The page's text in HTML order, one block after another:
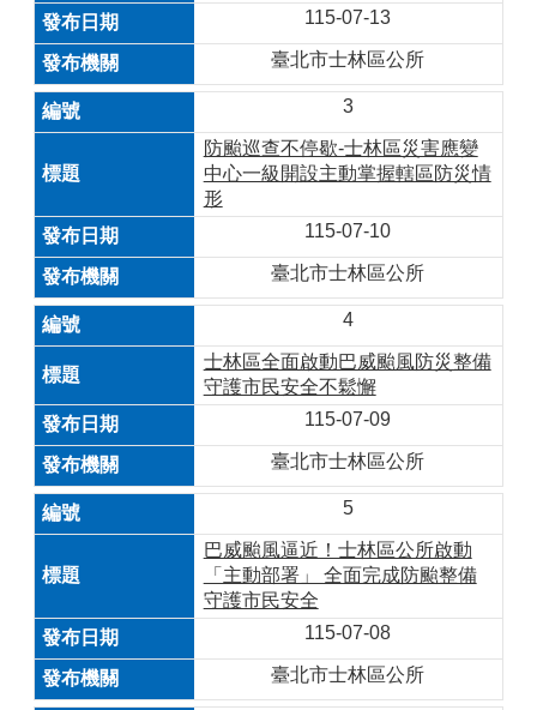
115-07-13
臺北市士林區公所
3
防颱巡查不停歇-士林區災害應變
中心一級開設主動掌握轄區防災情
形
115-07-10
臺北市士林區公所
4
士林區全面啟動巴威颱風防災整備
守護市民安全不鬆懈
115-07-09
臺北市士林區公所
5
巴威颱風逼近！士林區公所啟動
「主動部署」 全面完成防颱整備
守護市民安全
115-07-08
臺北市士林區公所